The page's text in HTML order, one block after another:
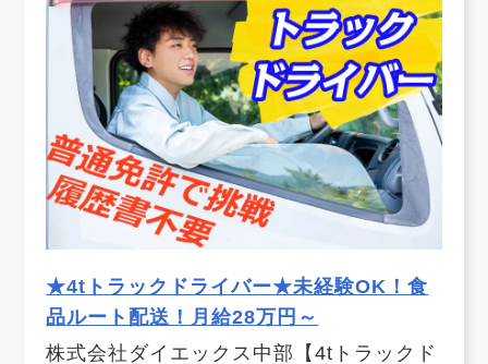
★4tトラックドライバー★未経験OK！食
品ルート配送！月給28万円～
株式会社ダイエックス中部【4tトラックド